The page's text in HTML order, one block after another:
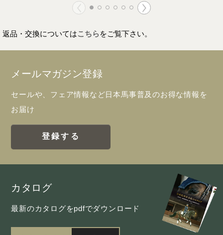
返品・交換についてはこちらをご覧下さい。
メールマガジン登録
セールや、フェア情報など日本馬事普及のお得な情報を
お届け
登録する
カタログ
最新のカタログをpdfでダウンロード